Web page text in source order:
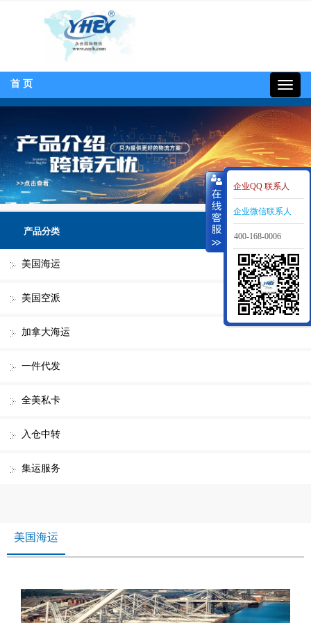
首 页
产品分类
美国海运
美国空派
加拿大海运
一件代发
全美私卡
入仓中转
集运服务
美国海运
企业QQ 联系人
企业微信联系人
400-168-0006